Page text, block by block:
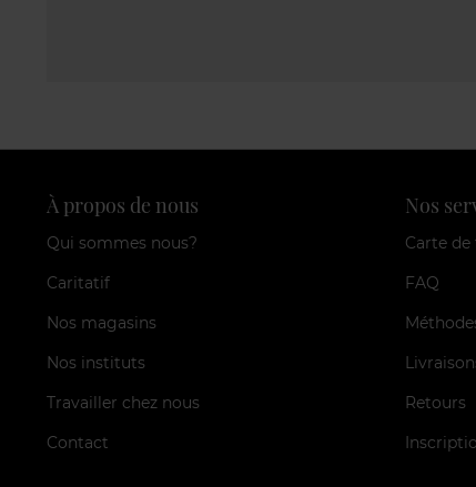
À propos de nous
Qui sommes nous?
Caritatif
Nos magasins
Nos instituts
Travailler chez nous
Contact
Nos
Carte
FAQ
Retours